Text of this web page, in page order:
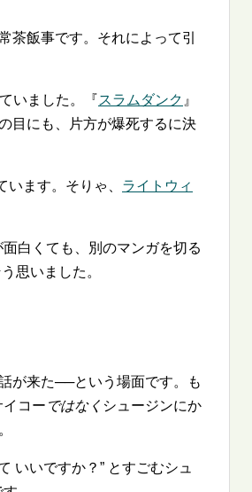
茶飯事です。それによって引
いました。『スラムダンク 』
にも、片方が爆死するに決
ます。そりゃ、 ライトウィ
白くても、別のマンガを切る
思いました。
が来た──という場面です。も
コー ではなく シュージンにか
いいですか？
とすごむシュ